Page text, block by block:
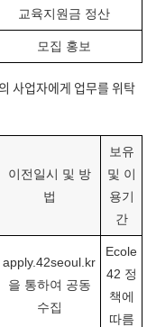
교육지원금 정산
모집 홍보
사업자에게 업무를 위탁
이전일시 및 방
법
보유
및 이
용기
간
apply.42seoul.kr
을 통하여 공동
수집
Ecole
42 정
책에
따름